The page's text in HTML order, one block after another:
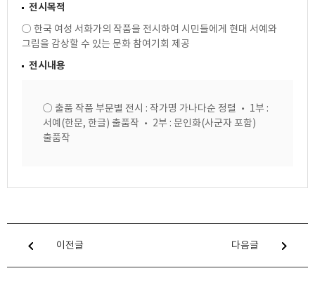
전시목적
○ 한국 여성 서화가의 작품을 전시하여 시민들에게 현대 서예와
그림을 감상할 수 있는 문화 참여기회 제공
전시내용
○ 출품 작품 부문별 전시 : 작가명 가나다순 정렬 • 1부 :
서예(한문, 한글) 출품작 • 2부 : 문인화(사군자 포함)
출품작
이전글 다음글